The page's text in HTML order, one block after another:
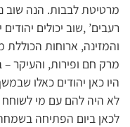
מרטיטת לבבות. הנה שוב
רעבים’ ,שוב יכולים
והמזינה, ארוחות
מרק חם ופירות, והעיקר
היו כאן יהודים כאלו
לא היה להם עם מי
לכאן ביום הפתיחה